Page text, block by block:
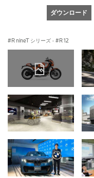
ダウンロード
R nineT シリーズ · R 12